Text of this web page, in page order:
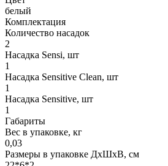
белый
Комплектация
Количество насадок
2
Насадка Sensi, шт
1
Насадка Sensitive Clean, шт
1
Насадка Sensitive, шт
1
Габариты
Вес в упаковке, кг
0,03
Размеры в упаковке ДxШxВ, см